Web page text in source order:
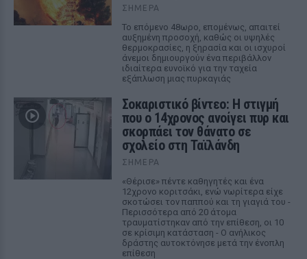
ΣΉΜΕΡΑ
Το επόμενο 48ωρο, επομένως, απαιτεί
αυξημένη προσοχή, καθώς οι υψηλές
θερμοκρασίες, η ξηρασία και οι ισχυροί
άνεμοι δημιουργούν ένα περιβάλλον
ιδιαίτερα ευνοϊκό για την ταχεία
εξάπλωση μιας πυρκαγιάς
Σοκαριστικό βίντεο: Η στιγμή
που ο 14χρονος ανοίγει πυρ και
σκορπάει τον θάνατο σε
σχολείο στη Ταϊλάνδη
ΣΉΜΕΡΑ
«Θέρισε» πέντε καθηγητές και ένα
12χρονο κοριτσάκι, ενώ νωρίτερα είχε
σκοτώσει τον παππού και τη γιαγιά του -
Περισσότερα από 20 άτομα
τραυματίστηκαν από την επίθεση, οι 10
σε κρίσιμη κατάσταση - Ο ανήλικος
δράστης αυτοκτόνησε μετά την ένοπλη
επίθεση